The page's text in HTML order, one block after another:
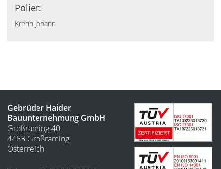
Polier:
Krenn Johann
Gebrüder Haider
Bauunternehmung GmbH
Großraming 40
4463 Großraming
Österreich